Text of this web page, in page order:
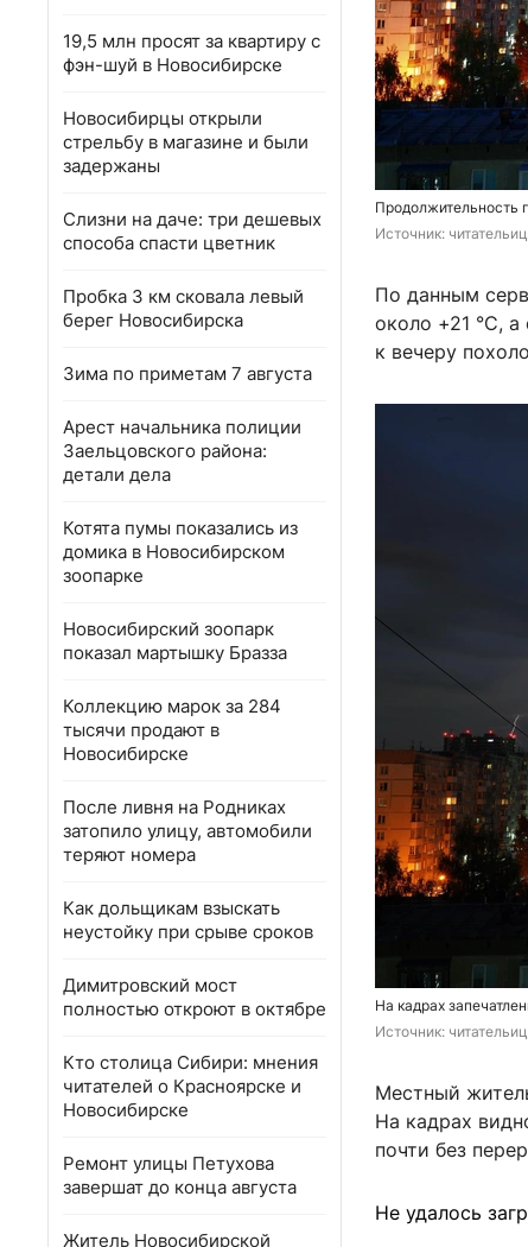
19,5 млн просят за квартиру с
фэн-шуй в Новосибирске
Новосибирцы открыли
стрельбу в магазине и были
задержаны
Слизни на даче: три дешевых
способа спасти цветник
Пробка 3 км сковала левый
берег Новосибирска
Зима по приметам 7 августа
Арест начальника полиции
Заельцовского района:
детали дела
Котята пумы показались из
домика в Новосибирском
зоопарке
Новосибирский зоопарк
показал мартышку Бразза
Коллекцию марок за 284
тысячи продают в
Новосибирске
После ливня на Родниках
затопило улицу, автомобили
теряют номера
Как дольщикам взыскать
неустойку при срыве сроков
Димитровский мост
полностью откроют в октябре
Кто столица Сибири: мнения
читателей о Красноярске и
Новосибирске
Ремонт улицы Петухова
завершат до конца августа
Житель Новосибирской
Продолжительность
Источник:
По данным
около +21 °C,
к вечеру
На кадрах
Источник:
Местный
На кадрах
почти без
Не удалось